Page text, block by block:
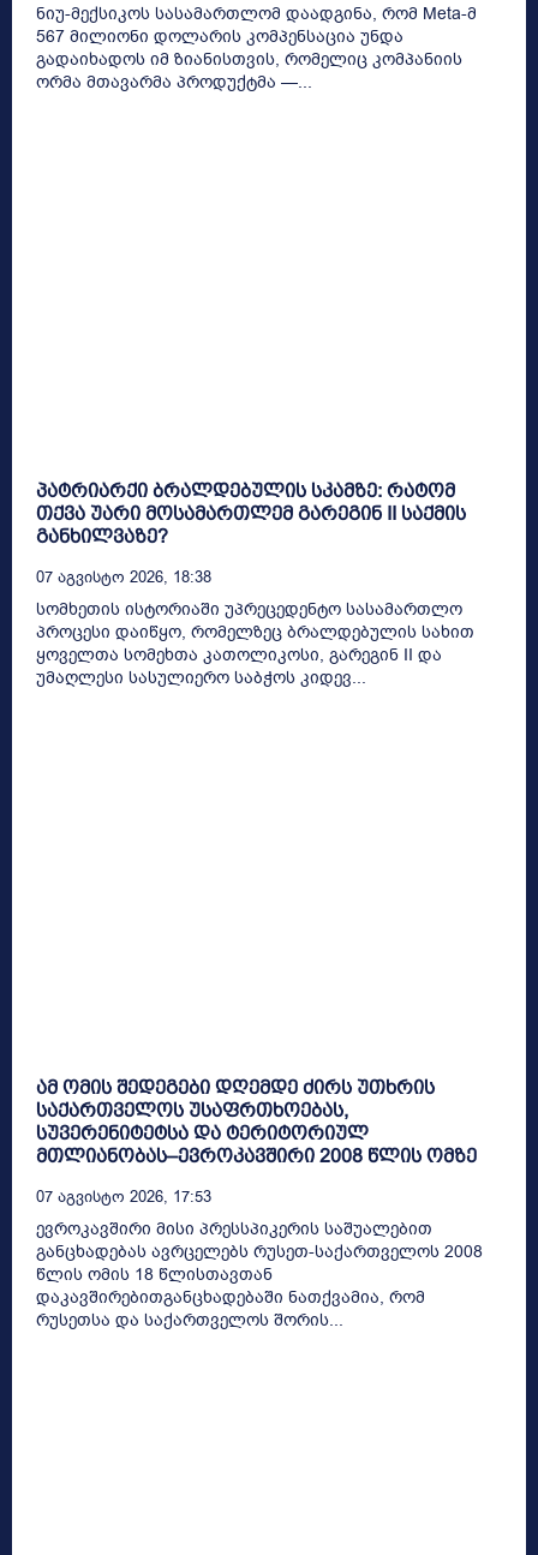
ნიუ-მექსიკოს სასამართლომ დაადგინა, რომ Meta-მ
567 მილიონი დოლარის კომპენსაცია უნდა
გადაიხადოს იმ ზიანისთვის, რომელიც კომპანიის
ორმა მთავარმა პროდუქტმა —...
პატრიარქი ბრალდებულის სკამზე: რატომ
თქვა უარი მოსამართლემ გარეგინ II საქმის
განხილვაზე?
07 Აგვისტო 2026, 18:38
სომხეთის ისტორიაში უპრეცედენტო სასამართლო
პროცესი დაიწყო, რომელზეც ბრალდებულის სახით
ყოველთა სომეხთა კათოლიკოსი, გარეგინ II და
უმაღლესი სასულიერო საბჭოს კიდევ...
ამ ომის შედეგები დღემდე ძირს უთხრის
საქართველოს უსაფრთხოებას,
სუვერენიტეტსა და ტერიტორიულ
მთლიანობას–ევროკავშირი 2008 წლის ომზე
07 Აგვისტო 2026, 17:53
ევროკავშირი მისი პრესსპიკერის საშუალებით
განცხადებას ავრცელებს რუსეთ-საქართველოს 2008
წლის ომის 18 წლისთავთან
დაკავშირებითგანცხადებაში ნათქვამია, რომ
რუსეთსა და საქართველოს შორის...